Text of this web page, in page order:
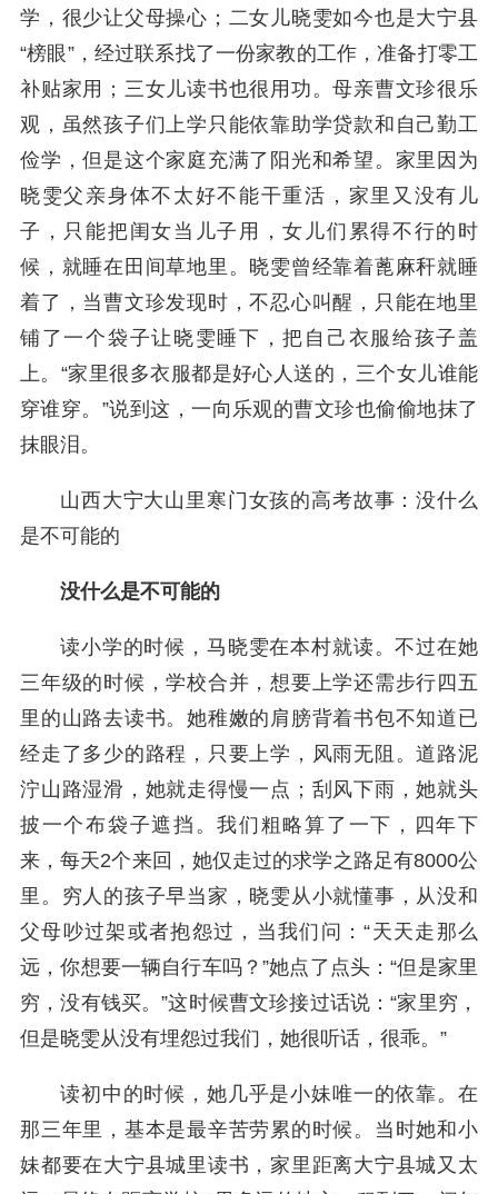
学，很少让父母操心；二女儿晓雯如今也是大宁县
“榜眼”，经过联系找了一份家教的工作，准备打零工
补贴家用；三女儿读书也很用功。母亲曹文珍很乐
观，虽然孩子们上学只能依靠助学贷款和自己勤工
俭学，但是这个家庭充满了阳光和希望。家里因为
晓雯父亲身体不太好不能干重活，家里又没有儿
子，只能把闺女当儿子用，女儿们累得不行的时
候，就睡在田间草地里。晓雯曾经靠着蓖麻秆就睡
着了，当曹文珍发现时，不忍心叫醒，只能在地里
铺了一个袋子让晓雯睡下，把自己衣服给孩子盖
上。“家里很多衣服都是好心人送的，三个女儿谁能
穿谁穿。”说到这，一向乐观的曹文珍也偷偷地抹了
抹眼泪。
山西大宁大山里寒门女孩的高考故事：没什么
是不可能的
没什么是不可能的
读小学的时候，马晓雯在本村就读。不过在她
三年级的时候，学校合并，想要上学还需步行四五
里的山路去读书。她稚嫩的肩膀背着书包不知道已
经走了多少的路程，只要上学，风雨无阻。道路泥
泞山路湿滑，她就走得慢一点；刮风下雨，她就头
披一个布袋子遮挡。我们粗略算了一下，四年下
来，每天2个来回，她仅走过的求学之路足有8000公
里。穷人的孩子早当家，晓雯从小就懂事，从没和
父母吵过架或者抱怨过，当我们问：“天天走那么
远，你想要一辆自行车吗？”她点了点头：“但是家里
穷，没有钱买。”这时候曹文珍接过话说：“家里穷，
但是晓雯从没有埋怨过我们，她很听话，很乖。”
读初中的时候，她几乎是小妹唯一的依靠。在
那三年里，基本是最辛苦劳累的时候。当时她和小
妹都要在大宁县城里读书，家里距离大宁县城又太